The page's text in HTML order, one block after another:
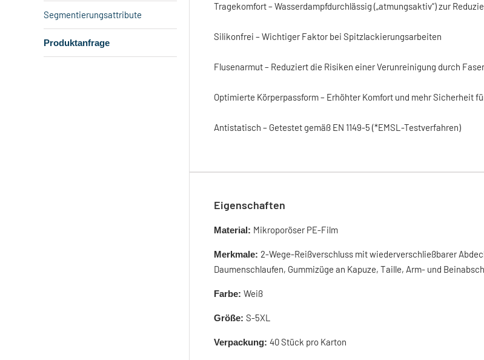
Segmentierungsattribute
Produktanfrage
Tragekomfort – Wasserdampfdurchlässig („atmungsaktiv“) zur
Silikonfrei – Wichtiger Faktor bei Spitzlackierungsarbeiten
Flusenarmut – Reduziert die Risiken einer Verunreinigung durch
Optimierte Körperpassform – Erhöhter Komfort und mehr Sicherheit
Antistatisch – Getestet gemäß EN 1149-5 (*EMSL-Testverfahren)
Eigenschaften
Material: Mikroporöser PE-Film
Merkmale: 2-Wege-Reißverschluss mit wiederverschließbarer
Daumenschlaufen, Gummizüge an Kapuze, Taille, Arm- und
Farbe: Weiß
Größe: S-5XL
Verpackung: 40 Stück pro Karton